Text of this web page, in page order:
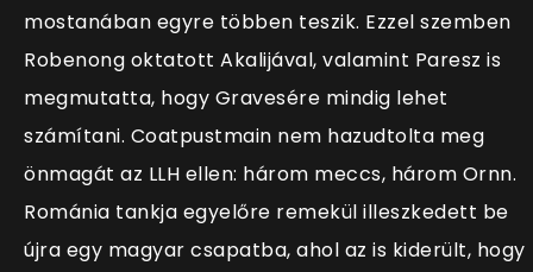
mostanában egyre többen teszik. Ezzel szemben
Robenong oktatott Akalijával, valamint Paresz is
megmutatta, hogy Gravesére mindig lehet
számítani. Coatpustmain nem hazudtolta meg
önmagát az LLH ellen: három meccs, három Ornn.
Románia tankja egyelőre remekül illeszkedett be
újra egy magyar csapatba, ahol az is kiderült, hogy